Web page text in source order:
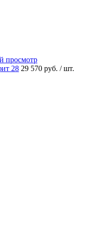
просмотр
28 29 570 руб. / шт.